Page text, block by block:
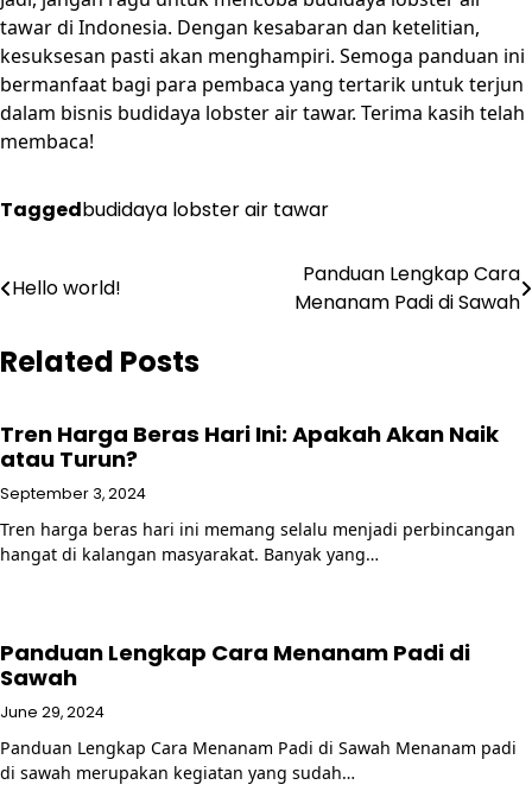
tawar di Indonesia. Dengan kesabaran dan ketelitian,
kesuksesan pasti akan menghampiri. Semoga panduan ini
bermanfaat bagi para pembaca yang tertarik untuk terjun
dalam bisnis budidaya lobster air tawar. Terima kasih telah
membaca!
Taggedbudidaya lobster air tawar
Post
Hello world!
Panduan Lengkap Cara
Menanam Padi di Sawah
Related Posts
Tren Harga Beras Hari Ini: Apakah Akan Naik
atau Turun?
September 3, 2024
Tren harga beras hari ini memang selalu menjadi perbincangan
hangat di kalangan masyarakat. Banyak yang…
Panduan Lengkap Cara Menanam Padi di
Sawah
June 29, 2024
Panduan Lengkap Cara Menanam Padi di Sawah Menanam padi
di sawah merupakan kegiatan yang sudah…